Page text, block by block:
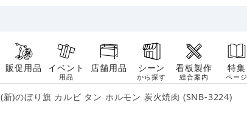
販促用品 イベント
用品
店舗用品 シーン
から探す
看板製作
総合案内
特集
ページ
(新)のぼり旗 カルビ タン ホルモン 炭火焼肉 (SNB-3224)